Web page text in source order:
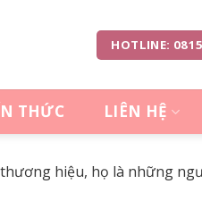
HOTLINE:
THỨC LIÊN HỆ
hiệu, họ là những